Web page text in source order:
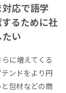
応で語学
るために社
い
に増えてくる
ンドをより円
包材などの商